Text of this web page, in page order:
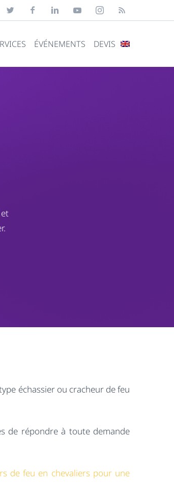
ÉVÉNEMENTS DEVIS
échassier ou cracheur de feu
de répondre à toute demande
de feu en chevaliers pour une